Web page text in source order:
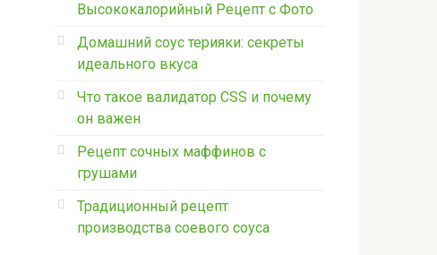
Высококалорийный Рецепт с Фото
Домашний соус терияки: секреты
идеального вкуса
Что такое валидатор CSS и почему
он важен
Рецепт сочных маффинов с
грушами
Традиционный рецепт
производства соевого соуса